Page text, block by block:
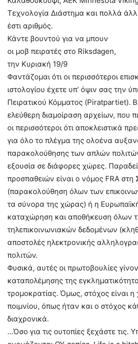
Τεχνολογία Διάστημα και πολλά
έστι αριθμός.
Κάντε βουντού για να μπουν
οι μοβ πειρατές στο Riksdagen,
την Κυριακή 19/9
Φαντάζομαι ότι οι περισσότεροι
ιστολογίου έχετε υπ’ όψιν σας την
Πειρατικού Κόμματος (Piratpartiet).
ελεύθερη διαμοίραση αρχείων, που
οι περισσότεροι ότι αποκλειστικά
για όλο το πλέγμα της ολοένα
παρακολούθησης των απλών
εξουσία σε διάφορες χώρες.
προσπαθειών είναι ο νόμος FRA στη
(παρακολούθηση όλων των
τα σύνορα της χώρας) ή η
καταχώρηση και αποθήκευση όλων
τηλεπικοινωνιακών δεδομένων
αποστολές ηλεκτρονικής
πολιτών.
Φυσικά, αυτές οι πρωτοβουλίες
καταπολέμησης της
τρομοκρατίας. Όμως, στόχος είναι η
ποιμνίου, όπως ήταν και ο στόχος
διαχρονικά.
…Όσο για τις ουτοπίες ξεχάστε τις.